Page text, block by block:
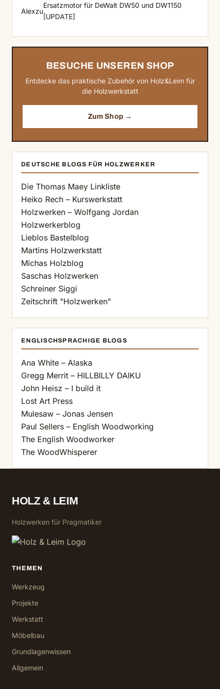
Alexzu
Ersatzmotor für DeWalt DW50 und DW1150
[UPDATE]
BESUCHE UNSEREN SHOP
Entdecke das praktische Zubehör von Holz&Leim für
die Holzwerkstatt
Zum Shop →
DEUTSCHE BLOGS FÜR HOLZWERKER
Die Thomas Maey Linkliste
Heiko Rech – Kurswerkstatt
Holzwerken – Wolfgang Jordan
Holzwerkerblog
Lieblos Bastelblog
Martins Holzwerkstatt
Michas Holzblog
Saschas Holzwerken
Schreiner Siggi
Zeitschrift "Holzwerken"
ENGLISCHSPRACHIGE BLOGS
Ana White – Alaska
Gregg Merrit – HILLBILLY DAIKU
John Heisz – I build it
Lost Art Press
Mulesaw – Jonas Jensen
Paul Sellers – English Woodworking
The English Woodworker
The WoodWhisperer
HOLZ & LEIM
Holzwerken für Pragmatiker
THEMEN
Werkzeug
Projekte
Werkstatt
Möbelbau
Grundlagenwissen
Allgemein